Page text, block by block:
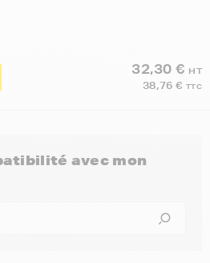
32,30 € HT
38,76 € TTC
avec mon